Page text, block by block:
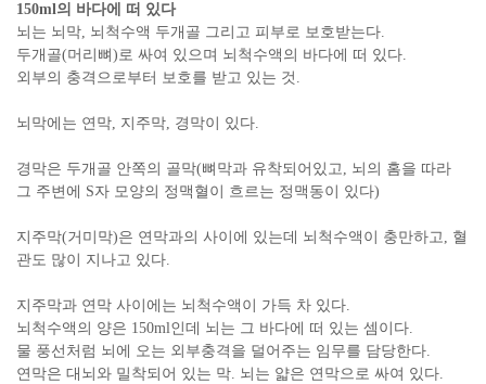
150ml의 바다에 떠 있다
뇌는 뇌막, 뇌척수액 두개골 그리고 피부로 보호받는다.
두개골(머리뼈)로 싸여 있으며 뇌척수액의 바다에 떠 있다.
외부의 충격으로부터 보호를 받고 있는 것.
뇌막에는 연막, 지주막, 경막이 있다.
경막은 두개골 안쪽의 골막(뼈막과 유착되어있고, 뇌의 홈을 따라
그 주변에 S자 모양의 정맥혈이 흐르는 정맥동이 있다)
지주막(거미막)은 연막과의 사이에 있는데 뇌척수액이 충만하고, 혈
관도 많이 지나고 있다.
지주막과 연막 사이에는 뇌척수액이 가득 차 있다.
뇌척수액의 양은 150ml인데 뇌는 그 바다에 떠 있는 셈이다.
물 풍선처럼 뇌에 오는 외부충격을 덜어주는 임무를 담당한다.
연막은 대뇌와 밀착되어 있는 막. 뇌는 얇은 연막으로 싸여 있다.